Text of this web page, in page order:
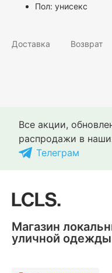
Пол: унисекс
Доставка Возврат
Все акции,
распродажи в
Телеграм
Магазин
уличной одежды